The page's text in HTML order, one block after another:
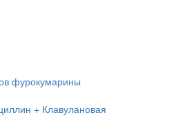
фурокумарины
+ Клавулановая